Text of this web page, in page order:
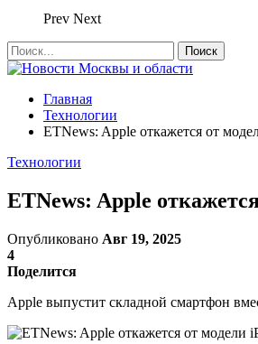
Prev Next
Главная
Технологии
ETNews: Apple откажется от
Технологии
ETNews: Apple
Опубликовано Авг 19, 2025
4
Поделится
Apple выпустит складной смартфон